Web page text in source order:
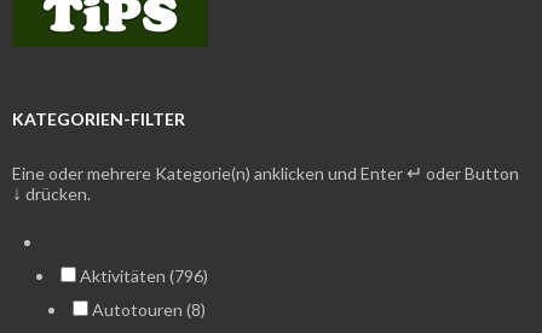
KATEGORIEN-FILTER
Eine oder mehrere Kategorie(n) anklicken und Enter ↵ oder Button
↓ drücken.
Aktivitäten (796)
Autotouren (8)